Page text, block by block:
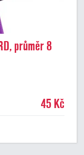
průměr 8
45 Kč